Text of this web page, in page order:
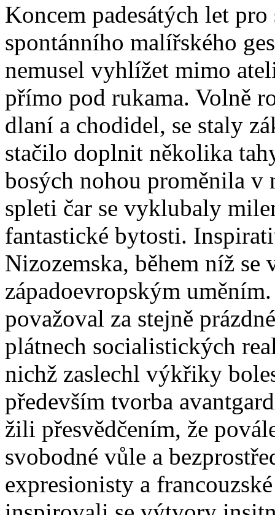
Koncem padesátých let
spontánního malířského
nemusel vyhlížet mimo
přímo pod rukama. Volně
dlaní a chodidel, se staly
stačilo doplnit několika
bosých nohou proměnila v
spleti čar se vyklubaly
fantastické bytosti.
Nizozemska, během níž
západoevropským
považoval za stejně
plátnech socialistických
nichž zaslechl výkřiky
především tvorba
žili přesvědčením, že
svobodné vůle a
expresionisty a